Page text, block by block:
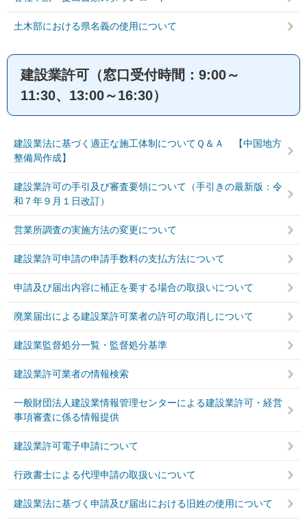
土木部における県名義の使用について
建設業許可（窓口受付時間：9:00～
11:30、13:00～16:30）
建設業法に基づく適正な施工体制についてＱ＆Ａ 【中国地方
整備局作成】
建設業許可の手引及び審査要領について（手引きの最新版：令
和７年９月１日改訂）
営業所調査の実施方法の変更について
建設業許可申請の申請手数料の支払方法について
申請及び届出内容に補正を要する場合の取扱いについて
廃業届出による建設業許可業者の許可の取消しについて
建設業監督処分一覧・監督処分基準
建設業許可業者の情報検索
一般財団法人建設業情報管理センターによる建設業許可・経営
事項審査に係る情報提供
建設業許可電子申請について
行政書士による代理申請の取扱いについて
建設業法に基づく申請及び届出における旧姓の使用について